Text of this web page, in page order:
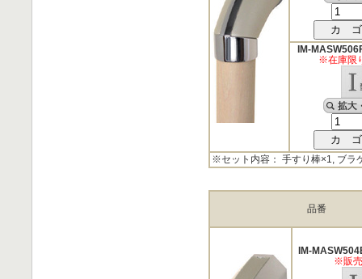
IM-
※在庫限
※セット内容： 手すり棒×1, ブラ
品番
IM-
※販